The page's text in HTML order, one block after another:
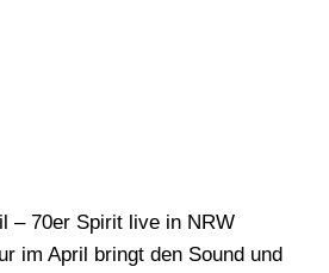
– 70er Spirit live in NRW
im April bringt den Sound und